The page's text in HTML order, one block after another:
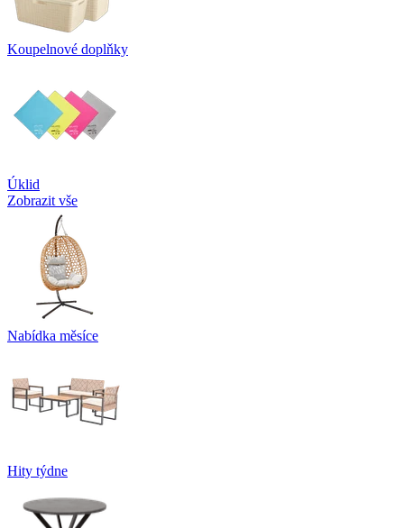
Koupelnové doplňky
Úklid
Zobrazit vše
Nabídka měsíce
Hity týdne